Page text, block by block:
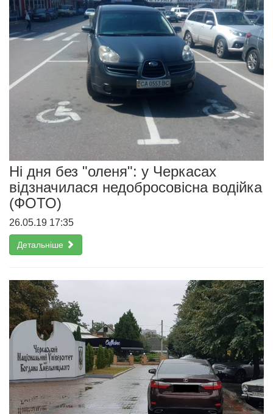
Ні дня без "оленя": у Черкасах
відзначилася недобросовісна водійка
(ФОТО)
26.05.19 17:35
Детальніше